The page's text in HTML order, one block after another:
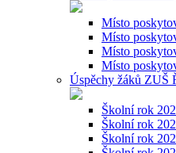
Místo
Místo
Místo
Místo
Úspěchy žáků ZUŠ
Školní rok
Školní rok
Školní rok